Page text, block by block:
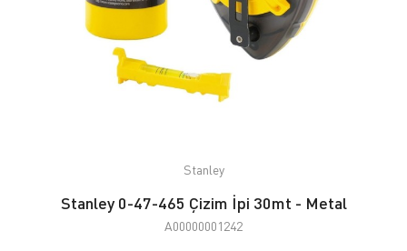
Stanley
Stanley 0-47-465 Çizim İpi 30mt - Metal
A00000001242